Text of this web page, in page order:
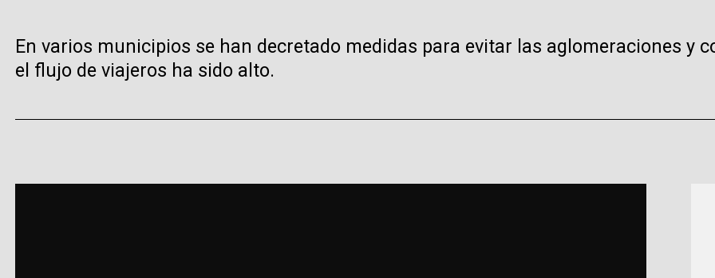
En varios municipios se han decretado medidas para evitar las aglomeraciones y
el flujo de viajeros ha sido alto.